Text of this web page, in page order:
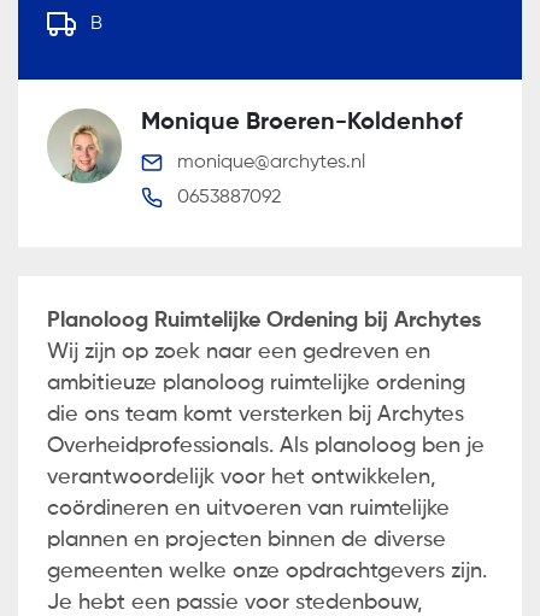
B
Monique Broeren-Koldenhof
monique@archytes.nl
0653887092
Planoloog Ruimtelijke Ordening bij Archytes
Wij zijn op zoek naar een gedreven en
ambitieuze planoloog ruimtelijke ordening
die ons team komt versterken bij Archytes
Overheidprofessionals. Als planoloog ben je
verantwoordelijk voor het ontwikkelen,
coördineren en uitvoeren van ruimtelijke
plannen en projecten binnen de diverse
gemeenten welke onze opdrachtgevers zijn.
Je hebt een passie voor stedenbouw,